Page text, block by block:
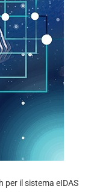
per il sistema eIDAS